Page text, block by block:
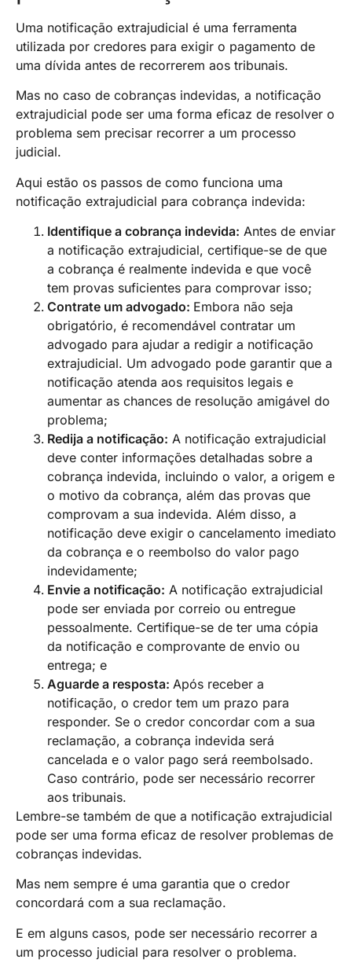
Uma notificação extrajudicial é uma ferramenta
utilizada por credores para exigir o pagamento de
uma dívida antes de recorrerem aos tribunais.
Mas no caso de cobranças indevidas, a notificação
extrajudicial pode ser uma forma eficaz de resolver o
problema sem precisar recorrer a um processo
judicial.
Aqui estão os passos de como funciona uma
notificação extrajudicial para cobrança indevida:
Identifique a cobrança indevida: Antes de enviar
a notificação extrajudicial, certifique-se de que
a cobrança é realmente indevida e que você
tem provas suficientes para comprovar isso;
Contrate um advogado: Embora não seja
obrigatório, é recomendável contratar um
advogado para ajudar a redigir a notificação
extrajudicial. Um advogado pode garantir que a
notificação atenda aos requisitos legais e
aumentar as chances de resolução amigável do
problema;
Redija a notificação: A notificação extrajudicial
deve conter informações detalhadas sobre a
cobrança indevida, incluindo o valor, a origem e
o motivo da cobrança, além das provas que
comprovam a sua indevida. Além disso, a
notificação deve exigir o cancelamento imediato
da cobrança e o reembolso do valor pago
indevidamente;
Envie a notificação: A notificação extrajudicial
pode ser enviada por correio ou entregue
pessoalmente. Certifique-se de ter uma cópia
da notificação e comprovante de envio ou
entrega; e
Aguarde a resposta: Após receber a
notificação, o credor tem um prazo para
responder. Se o credor concordar com a sua
reclamação, a cobrança indevida será
cancelada e o valor pago será reembolsado.
Caso contrário, pode ser necessário recorrer
aos tribunais.
Lembre-se também de que a notificação extrajudicial
pode ser uma forma eficaz de resolver problemas de
cobranças indevidas.
Mas nem sempre é uma garantia que o credor
concordará com a sua reclamação.
E em alguns casos, pode ser necessário recorrer a
um processo judicial para resolver o problema.